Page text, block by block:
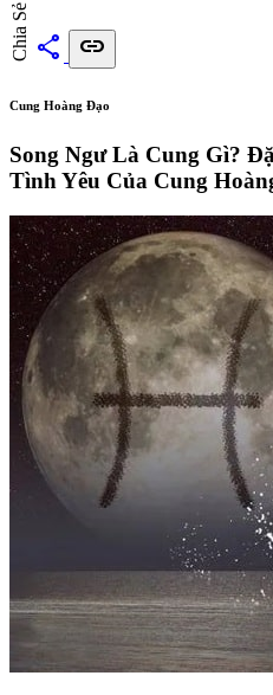
Chia Sẻ share link
Cung Hoàng Đạo
Song Ngư Là Cung Gì?
Tình Yêu Của Cung